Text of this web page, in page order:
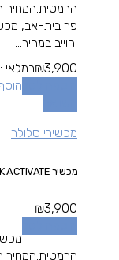
הרמטית.המחיר
פר בית-אב,
יחוייב במחיר...
₪3,900
במלאי
מכשירי סלולר
מכשיר IPHONE 11 PRO MAX 256GB BLACK ACTIVATE
₪3,900
הרמטית.המחיר